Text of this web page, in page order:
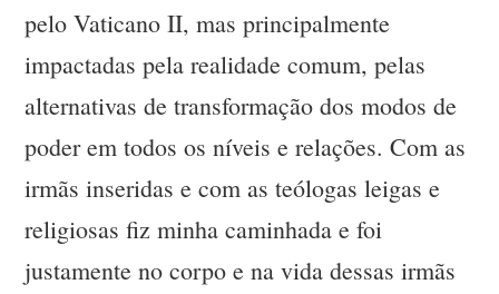
pelo Vaticano II, mas principalmente
impactadas pela realidade comum, pelas
alternativas de transformação dos modos de
poder em todos os níveis e relações. Com as
irmãs inseridas e com as teólogas leigas e
religiosas fiz minha caminhada e foi
justamente no corpo e na vida dessas irmãs